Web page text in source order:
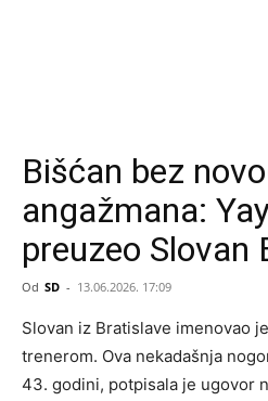
Bišćan bez
angažmana:
preuzeo Slovan
Od SD - 13.06.2026. 17:09
Slovan iz Bratislave imenovao
trenerom. Ova nekadašnja
43. godini, potpisala je ugovor